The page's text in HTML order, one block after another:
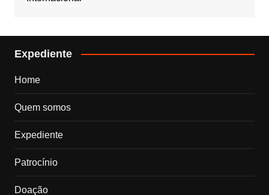
Expediente
Home
Quem somos
Expediente
Patrocínio
Doação